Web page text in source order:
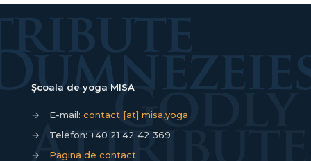
Școala de yoga MISA
→ E-mail: contact [at] misa.yoga
→
Telefon: +40 21 42 42 369
→
Pagina de contact